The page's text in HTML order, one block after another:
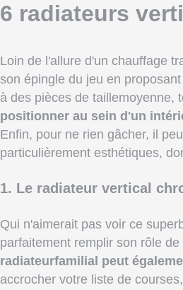
6 radiateurs
Loin de l'allure d'un chauffage
son épingle du jeu en
à des pièces de taillemoyenne,
positionner au sein d'un
Enfin, pour ne rien gâcher, il
particulièrement esthétiques,
1. Le radiateur vertical
Qui n'aimerait pas voir ce
parfaitement remplir son rôle
radiateurfamilial peut
accrocher votre liste de